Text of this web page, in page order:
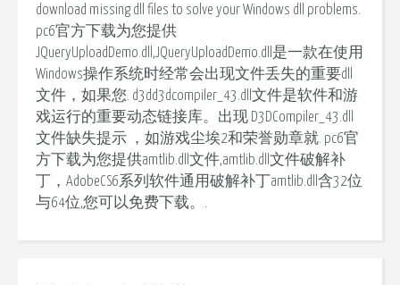
download missing dll files to solve your Windows dll problems.
pc6官方下载为您提供
JQueryUploadDemo.dll,JQueryUploadDemo.dll是一款在使用
Windows操作系统时经常会出现文件丢失的重要dll
文件，如果您. d3dd3dcompiler_43.dll文件是软件和游
戏运行的重要动态链接库。出现 D3DCompiler_43.dll
文件缺失提示 ，如游戏尘埃2和荣誉勋章就. pc6官
方下载为您提供amtlib.dll文件,amtlib.dll文件破解补
丁，AdobeCS6系列软件通用破解补丁amtlib.dll含32位
与64位,您可以免费下载。.